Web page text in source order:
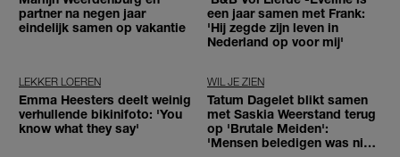
partner na negen jaar
eindelijk samen op vakantie
een jaar samen met Frank:
'Hij zegde zijn leven in
Nederland op voor mij'
LEKKER LOEREN
Emma Heesters deelt weinig
verhullende bikinifoto: 'You
know what they say'
WIL JE ZIEN
Tatum Dagelet blikt samen
met Saskia Weerstand terug
op 'Brutale Meiden':
'Mensen beledigen was niet